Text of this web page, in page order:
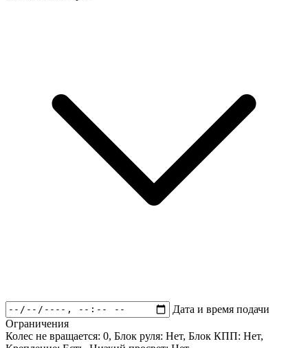
Дата и время подачи
Ограничения
Колес не вращается: 0, Блок руля: Нет, Блок КПП: Нет,